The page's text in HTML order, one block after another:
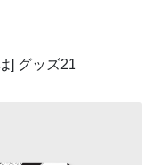
] グッズ21